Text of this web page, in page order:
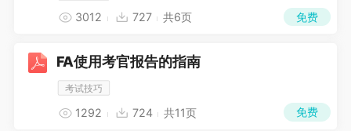
3012 727 共6页 免费
FA使用考官报告的指南
考试技巧
1292 724 共11页 免费